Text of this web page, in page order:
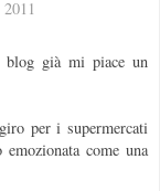
già mi piace un
per i supermercati
come una